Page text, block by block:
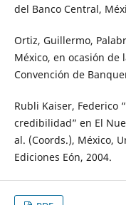
del Banco Central,
Ortiz, Guillermo,
México, en ocasión de
Convención de
Rubli Kaiser, Federico
credibilidad” en El
al. (Coords.), México,
Ediciones Eón, 2004.